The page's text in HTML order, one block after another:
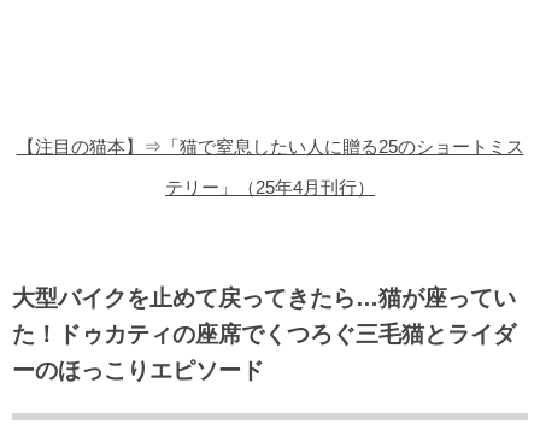
【注目の猫本】⇒「猫で窒息したい人に贈る25のショートミス
テリー」（25年4月刊行）
大型バイクを止めて戻ってきたら…猫が座ってい
た！ドゥカティの座席でくつろぐ三毛猫とライダ
ーのほっこりエピソード
猫のゲーム・アプリ
猫のフリー写真素材